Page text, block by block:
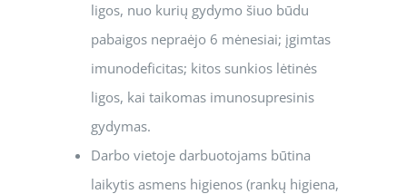
ligos, nuo kurių gydymo šiuo būdu
pabaigos nepraėjo 6 mėnesiai; įgimtas
imunodeficitas; kitos sunkios lėtinės
ligos, kai taikomas imunosupresinis
gydymas.
Darbo vietoje darbuotojams būtina
laikytis asmens higienos (rankų higiena,